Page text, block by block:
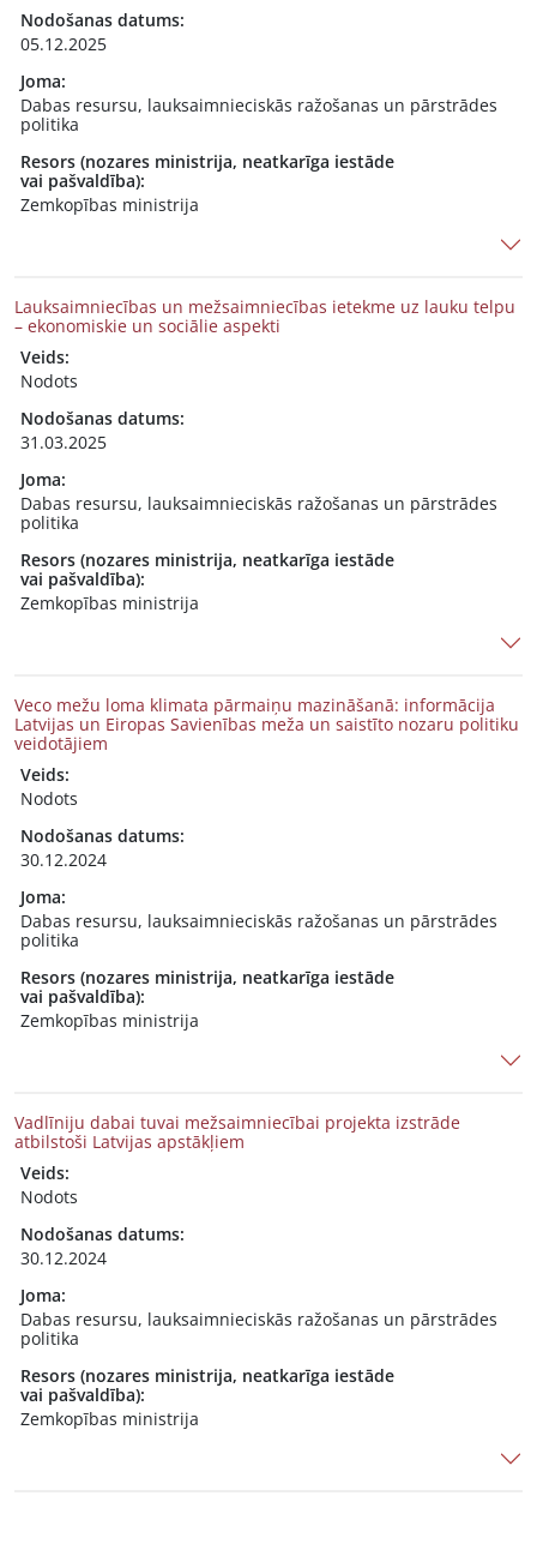
Nodošanas datums:
05.12.2025
Joma:
Dabas resursu, lauksaimnieciskās ražošanas un pārstrādes
politika
Resors (nozares ministrija, neatkarīga iestāde
vai pašvaldība):
Zemkopības ministrija
Lauksaimniecības un mežsaimniecības ietekme uz lauku telpu
– ekonomiskie un sociālie aspekti
Veids:
Nodots
Nodošanas datums:
31.03.2025
Joma:
Dabas resursu, lauksaimnieciskās ražošanas un pārstrādes
politika
Resors (nozares ministrija, neatkarīga iestāde
vai pašvaldība):
Zemkopības ministrija
Veco mežu loma klimata pārmaiņu mazināšanā: informācija
Latvijas un Eiropas Savienības meža un saistīto nozaru politiku
veidotājiem
Veids:
Nodots
Nodošanas datums:
30.12.2024
Joma:
Dabas resursu, lauksaimnieciskās ražošanas un pārstrādes
politika
Resors (nozares ministrija, neatkarīga iestāde
vai pašvaldība):
Zemkopības ministrija
Vadlīniju dabai tuvai mežsaimniecībai projekta izstrāde
atbilstoši Latvijas apstākļiem
Veids:
Nodots
Nodošanas datums:
30.12.2024
Joma:
Dabas resursu, lauksaimnieciskās ražošanas un pārstrādes
politika
Resors (nozares ministrija, neatkarīga iestāde
vai pašvaldība):
Zemkopības ministrija